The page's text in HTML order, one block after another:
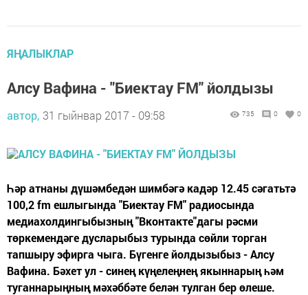
ЯҢАЛЫКЛАР
Алсу Вафина - "Биектау FM" йолдызы
автор, 31 гыйнвар 2017 - 09:58 735 0 0
Һәр атнаны дүшәмбедән шимбәгә кадәр 12.45 сәгатьтә
100,2 fm ешлыгында "Биектау FM" радиосында
медиахолдингыбызның "Вконтакте"дагы рәсми
төркемендәге дусларыбыз турында сөйли торган
тапшыру эфирга чыга. Бүгенге йолдызыбыз - Алсу
Вафина. Бәхет ул - синең күңелеңнең якыннарың һәм
туганнарыңның мәхәббәте белән тулган бер өлеше.